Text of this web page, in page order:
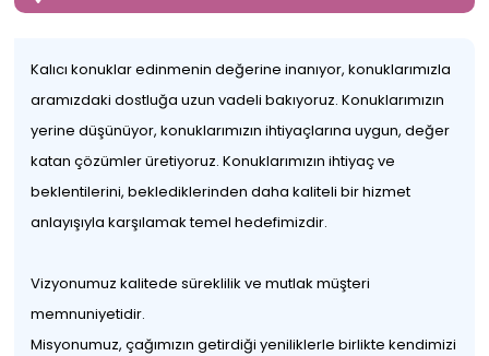
Kalıcı konuklar edinmenin değerine inanıyor, konuklarımızla
aramızdaki dostluğa uzun vadeli bakıyoruz. Konuklarımızın
yerine düşünüyor, konuklarımızın ihtiyaçlarına uygun, değer
katan çözümler üretiyoruz. Konuklarımızın ihtiyaç ve
beklentilerini, beklediklerinden daha kaliteli bir hizmet
anlayışıyla karşılamak temel hedefimizdir.
Vizyonumuz kalitede süreklilik ve mutlak müşteri
memnuniyetidir.
Misyonumuz, çağımızın getirdiği yeniliklerle birlikte kendimizi